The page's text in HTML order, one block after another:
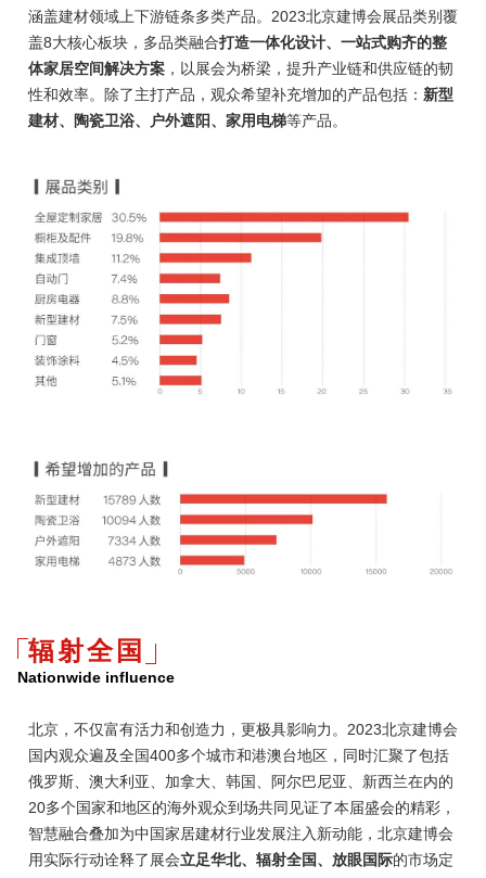
涵盖建材领域上下游链条多类产品。2023北京建博会展品类别覆
盖8大核心板块，多品类融合打造一体化设计、一站式购齐的整
体家居空间解决方案 ，以展会为桥梁，提升产业链和供应链的韧
性和效率。除了主打产品，观众希望补充增加的产品包括： 新型
建材、陶瓷卫浴、户外遮阳、家用电梯等产品。
辐射全国
Nationwide influence
北京，不仅富有活力和创造力，更极具影响力。2023北京建博会
国内观众遍及全国400多个城市和港澳台地区，同时汇聚了包括
俄罗斯、澳大利亚、加拿大、韩国、阿尔巴尼亚、新西兰在内的
20多个国家和地区的海外观众到场共同见证了本届盛会的精彩，
智慧融合叠加为中国家居建材行业发展注入新动能，北京建博会
用实际行动诠释了展会立足华北、辐射全国、放眼国际的市场定